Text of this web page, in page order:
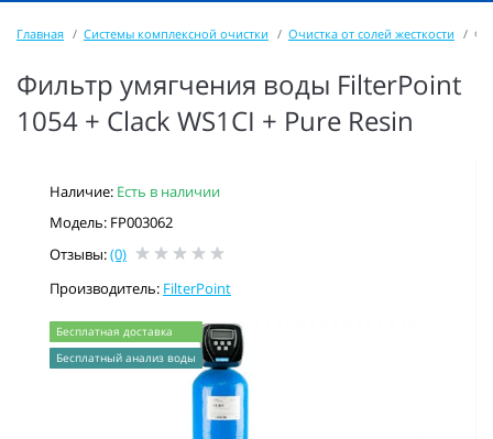
Главная Системы комплексной очистки Очистка от солей жесткости
Фильтр умягчения воды FilterPoint
1054 + Clack WS1CI + Pure Resin
Наличие: Есть в наличии
Модель: FP003062
Отзывы:(0)
Производитель: FilterPoint
Бесплатная доставка
Бесплатный анализ воды